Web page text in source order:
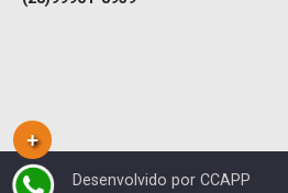
Desenvolvido por CCAPP